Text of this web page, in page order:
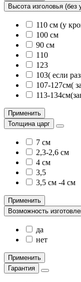
Высота изголовья (без
110 см (у
100 см
90 см
110
123
103( если
107-127см(
113-
Применить
Толщина царг
7 см
2,3-2,6 см
4 см
3,5
3,5 см -4 см
Применить
Возможность
да
нет
Применить
Гарантия